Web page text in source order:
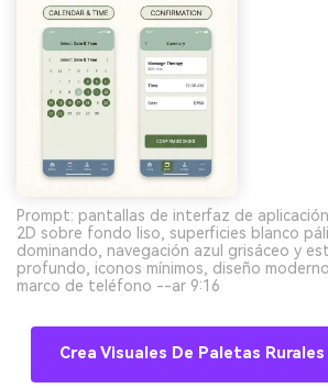
Prompt: pantallas de interfaz de
2D sobre fondo liso, superficies blanco
dominando, navegación azul grisáceo y
profundo, iconos mínimos, diseño
marco de teléfono --ar 9:16
Crea Visuales De Paletas